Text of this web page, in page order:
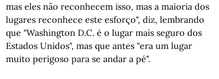
mas eles não reconhecem isso, mas a maioria dos
lugares reconhece este esforço", diz, lembrando
que "Washington D.C. é o lugar mais seguro dos
Estados Unidos", mas que antes "era um lugar
muito perigoso para se andar a pé".